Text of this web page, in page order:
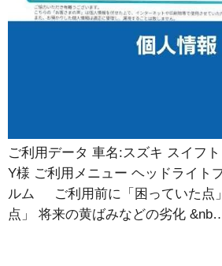
ご利用データ 車名:スズキ スイフ
Y様 ご利用メニュー ヘッドライト
ルム ご利用前に「困っていた点
点」 将来の黄ばみなどの劣化